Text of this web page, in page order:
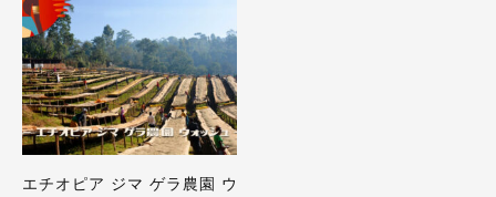
エチオピア ジマ ゲラ農園 ウ